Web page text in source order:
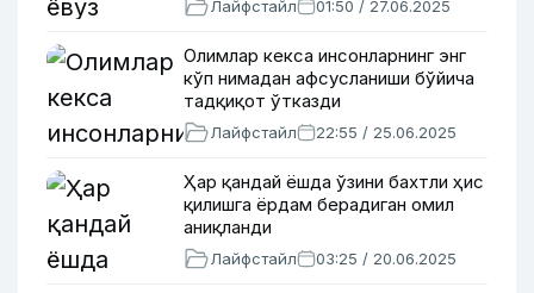
Лайфстайл 01:50 / 27.06.2025
Олимлар кекса инсонларнинг энг
кўп нимадан афсусланиши бўйича
тадқиқот ўтказди
Лайфстайл 22:55 / 25.06.2025
Ҳар қандай ёшда ўзини бахтли ҳис
қилишга ёрдам берадиган омил
аниқланди
Лайфстайл 03:25 / 20.06.2025